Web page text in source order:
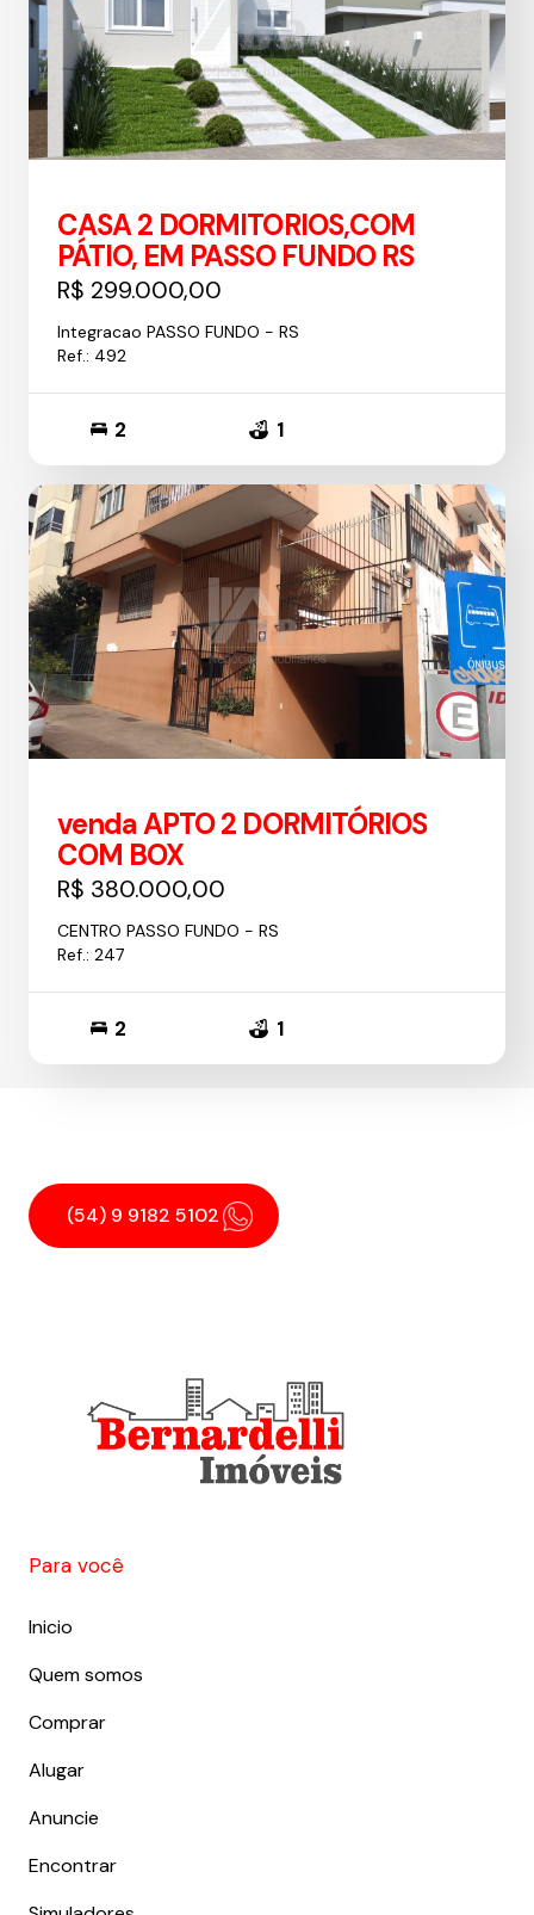
CASA 2 DORMITORIOS,COM
PÁTIO, EM PASSO FUNDO RS
R$ 299.000,00
Integracao PASSO FUNDO - RS
Ref.: 492
2 1
venda APTO 2 DORMITÓRIOS
COM BOX
R$ 380.000,00
CENTRO PASSO FUNDO - RS
Ref.: 247
2 1
(54) 9 9182 5102
Para você
Inicio
Quem somos
Comprar
Alugar
Anuncie
Encontrar